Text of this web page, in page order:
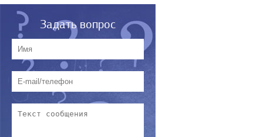
Задать вопрос